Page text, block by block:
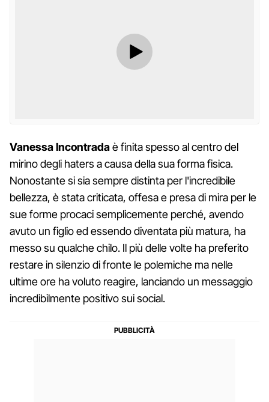
Vanessa Incontradaè finita spesso al centro del
mirino degli haters a causa della sua forma fisica.
Nonostante si sia sempre distinta per l'incredibile
bellezza, è stata criticata, offesa e presa di mira per le
sue forme procaci semplicemente perché, avendo
avuto un figlio ed essendo diventata più matura, ha
messo su qualche chilo. Il più delle volte ha preferito
restare in silenzio di fronte le polemiche ma nelle
ultime ore ha voluto reagire, lanciando un messaggio
incredibilmente positivo sui social.